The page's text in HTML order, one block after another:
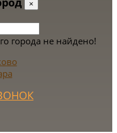
×
города не найдено!